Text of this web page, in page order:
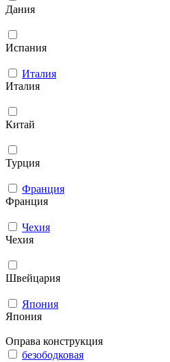
Дания
Испания
Италия
Италия
Китай
Турция
Франция
Франция
Чехия
Чехия
Швейцария
Япония
Япония
Оправа конструкция
безободковая